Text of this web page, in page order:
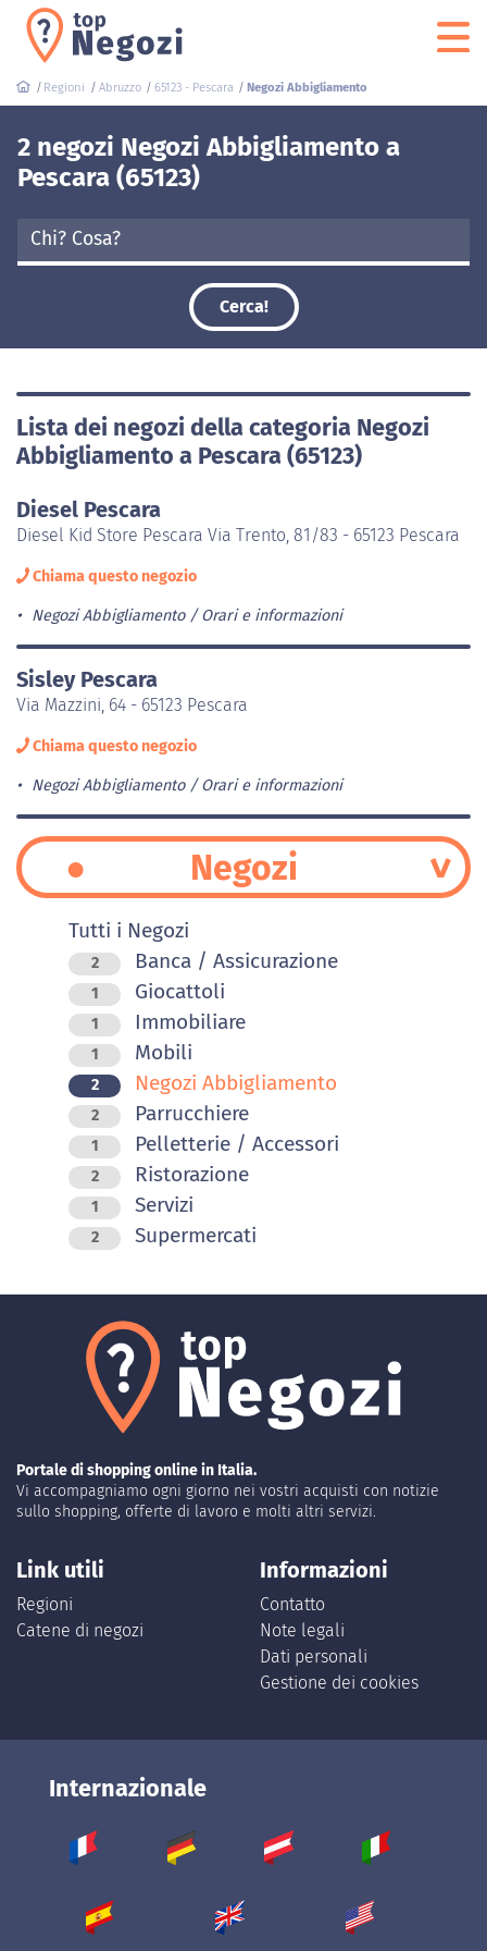
Regioni Abruzzo 65123 - Pescara Negozi Abbigliamento
2 negozi Negozi Abbigliamento a
Pescara (65123)
Cerca!
Lista dei negozi della categoria Negozi
Abbigliamento a Pescara (65123)
Diesel Pescara
Diesel Kid Store Pescara Via Trento, 81/83 - 65123 Pescara
Chiama questo negozio
Negozi Abbigliamento Orari e informazioni
Sisley Pescara
Via Mazzini, 64 - 65123 Pescara
Chiama questo negozio
Negozi Abbigliamento Orari e informazioni
Negozi
Tutti i Negozi
2 Banca / Assicurazione
1 Giocattoli
1 Immobiliare
1 Mobili
2 Negozi Abbigliamento
2 Parrucchiere
1 Pelletterie / Accessori
2 Ristorazione
1 Servizi
2 Supermercati
Portale di shopping online in Italia.
Vi accompagniamo ogni giorno nei vostri acquisti con notizie
sullo shopping, offerte di lavoro e molti altri servizi.
Link utili
Regioni
Catene di negozi
Informazioni
Contatto
Note legali
Dati personali
Gestione dei cookies
Internazionale